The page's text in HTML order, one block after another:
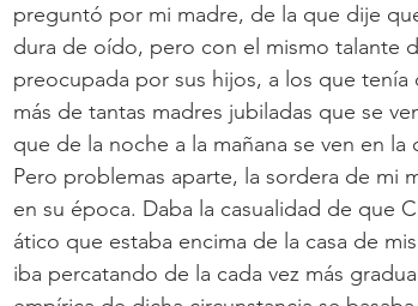
preguntó por mi madre, de la que dije
dura de oído, pero con el mismo talante
preocupada por sus hijos, a los que
más de tantas madres jubiladas que se
que de la noche a la mañana se ven en
Pero problemas aparte, la sordera de mi
en su época. Daba la casualidad de que
ático que estaba encima de la casa de
iba percatando de la cada vez más